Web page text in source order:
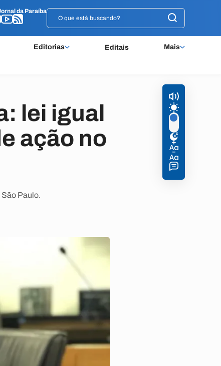
da Paraíba
Editorias Editais Mais
da Paraíba
lei igual
ação no
Paulo.